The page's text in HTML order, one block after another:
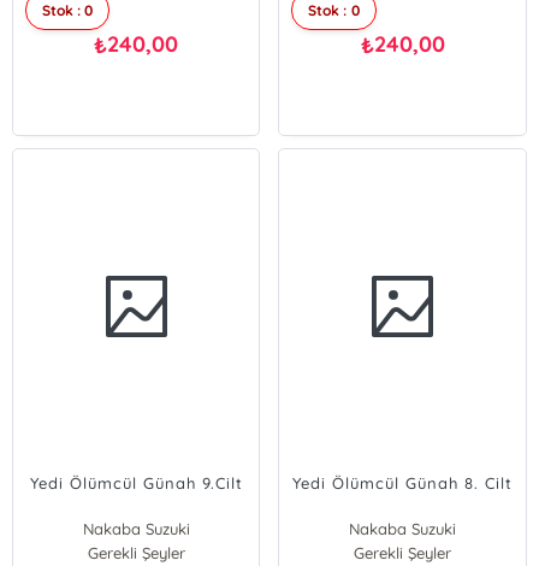
Stok : 0
₺240,00
Stok : 0
₺240,00
Yedi Ölümcül Günah 9.Cilt
Nakaba Suzuki
Gerekli Şeyler
Yedi Ölümcül Günah 8. Cilt
Nakaba Suzuki
Gerekli Şeyler